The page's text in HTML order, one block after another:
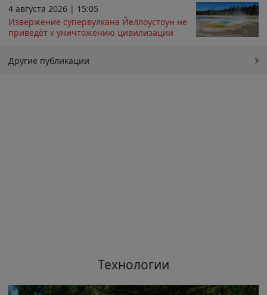
4 августа 2026 | 15:05
Извержение супервулкана Йеллоустоун не
приведёт к уничтожению цивилизации
Другие публикации
Технологии